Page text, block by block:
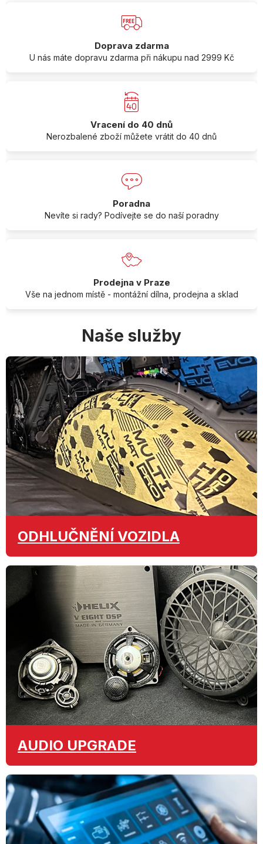
Doprava zdarma
U nás máte dopravu zdarma při nákupu nad 2999 Kč
Vracení do 40 dnů
Nerozbalené zboží můžete vrátit do 40 dnů
Poradna
Nevíte si rady? Podívejte se do naší poradny
Prodejna v Praze
Vše na jednom místě - montážní dílna, prodejna a sklad
Naše služby
ODHLUČNĚNÍ VOZIDLA
AUDIO UPGRADE